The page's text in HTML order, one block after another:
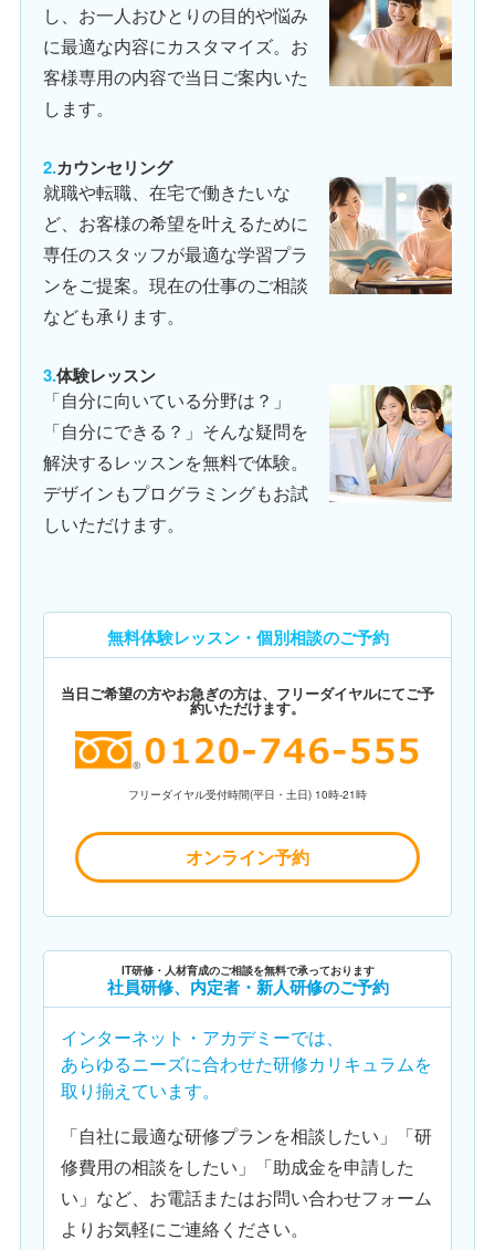
し、お一人おひとりの目的や悩み
に最適な内容にカスタマイズ。お
客様専用の内容で当日ご案内いた
します。
カウンセリング
就職や転職、在宅で働きたいな
ど、お客様の希望を叶えるために
専任のスタッフが最適な学習プラ
ンをご提案。現在の仕事のご相談
なども承ります。
体験レッスン
「自分に向いている分野は？」
「自分にできる？」そんな疑問を
解決するレッスンを無料で体験。
デザインもプログラミングもお試
しいただけます。
無料体験レッスン・個別相談のご予約
当日ご希望の方やお急ぎの方は、フリーダイヤルにてご予
約いただけます。
フリーダイヤル受付時間(平日・土日) 10時-21時
オンライン予約
IT研修・人材育成のご相談を無料で承っております
社員研修、内定者・新人研修のご予約
インターネット・アカデミーでは、
あらゆるニーズに合わせた研修カリキュラムを
取り揃えています。
「自社に最適な研修プランを相談したい」「研
修費用の相談をしたい」「助成金を申請した
い」など、お電話またはお問い合わせフォーム
よりお気軽にご連絡ください。